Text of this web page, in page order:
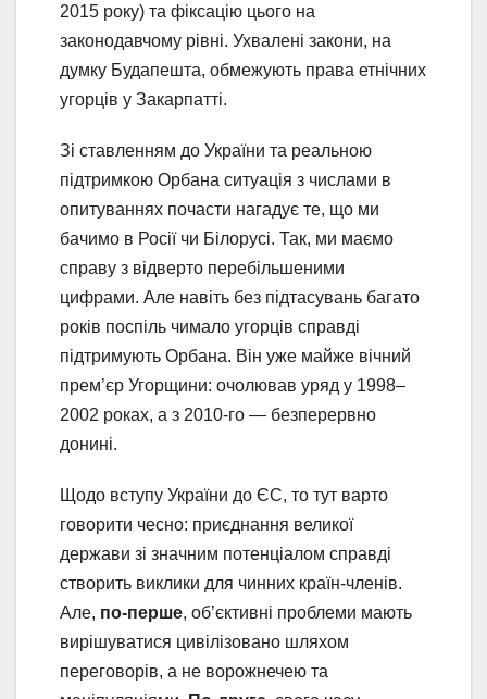
2015 року) та фіксацію цього на
законодавчому рівні. Ухвалені закони, на
думку Будапешта, обмежують права етнічних
угорців у Закарпатті.
Зі ставленням до України та реальною
підтримкою Орбана ситуація з числами в
опитуваннях почасти нагадує те, що ми
бачимо в Росії чи Білорусі. Так, ми маємо
справу з відверто перебільшеними
цифрами. Але навіть без підтасувань багато
років поспіль чимало угорців справді
підтримують Орбана. Він уже майже вічний
прем’єр Угорщини: очолював уряд у 1998–
2002 роках, а з 2010-го — безперервно
донині.
Щодо вступу України до ЄС, то тут варто
говорити чесно: приєднання великої
держави зі значним потенціалом справді
створить виклики для чинних країн-членів.
Але, по-перше, об’єктивні проблеми мають
вирішуватися цивілізовано шляхом
переговорів, а не ворожнечею та